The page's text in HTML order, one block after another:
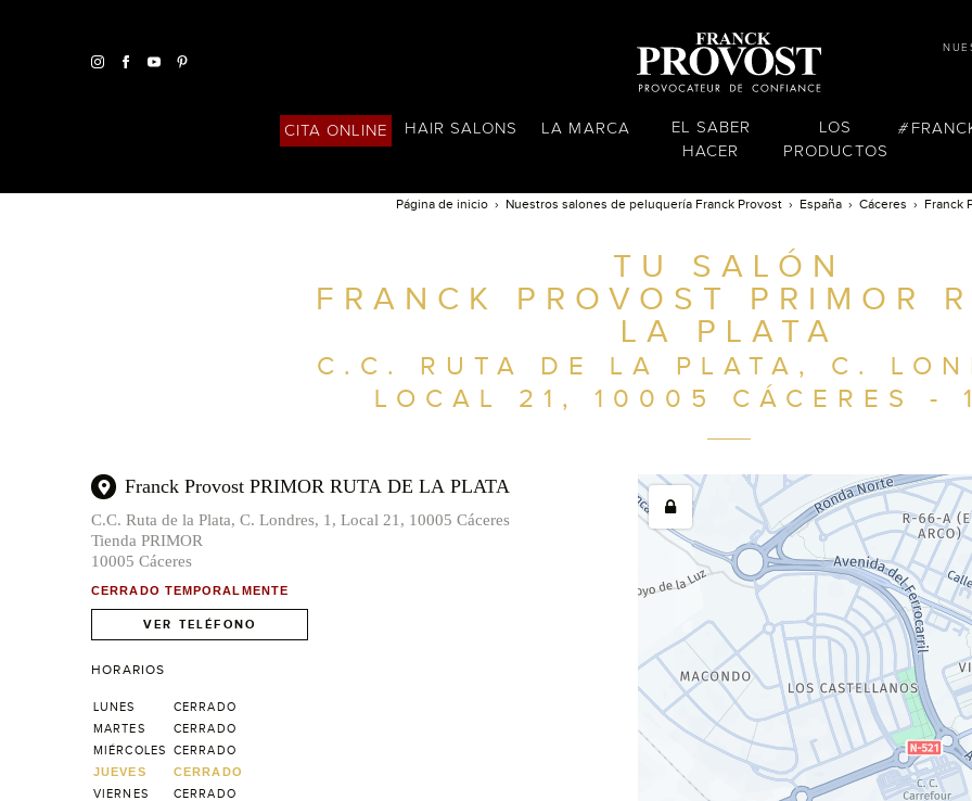
CITA ONLINE HAIR SALONS LA MARCA
EL SABER
HACER
LOS
PRODUCTOS
Página de inicio Nuestros salones de peluquería Franck Provost España Cáceres Franck
TU SALÓN
FRANCK PROVOST PRIMOR
LA PLATA
C.C. RUTA DE LA PLATA, C.
LOCAL 21, 10005 CÁCERES -
Franck Provost PRIMOR RUTA DE LA PLATA
C.C. Ruta de la Plata, C. Londres, 1, Local 21, 10005 Cáceres
Tienda PRIMOR
10005 Cáceres
CERRADO TEMPORALMENTE
VER TELÉFONO
HORARIOS
LUNES
CERRADO
MARTES
CERRADO
MIÉRCOLES
CERRADO
JUEVES
CERRADO
VIERNES
CERRADO